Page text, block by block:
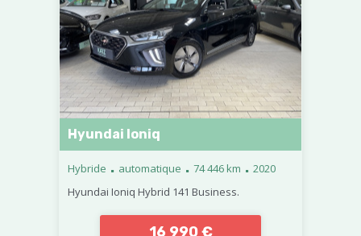
Hyundai Ioniq
Hybride . automatique . 74 446 km . 2020
Hyundai Ioniq Hybrid 141 Business.
16 990 €